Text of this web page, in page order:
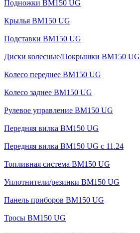
Подножки BM150 UG
Крылья BM150 UG
Подставки BM150 UG
Диски колесные/Покрышки BM150 UG
Колесо переднее BM150 UG
Колесо заднее BM150 UG
Рулевое управление BM150 UG
Передняя вилка BM150 UG
Передняя вилка BM150 UG с 11.24
Топливная система BM150 UG
Уплотнители/резинки BM150 UG
Панель приборов BM150 UG
Тросы BM150 UG